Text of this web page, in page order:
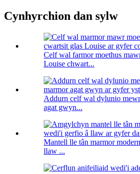
Cynhyrchion dan sylw
Celf wal farmor moethus
Louise chwart...
Addurn celf wal dylunio
agat gwyn...
Mantell lle tân marmor
llaw ...